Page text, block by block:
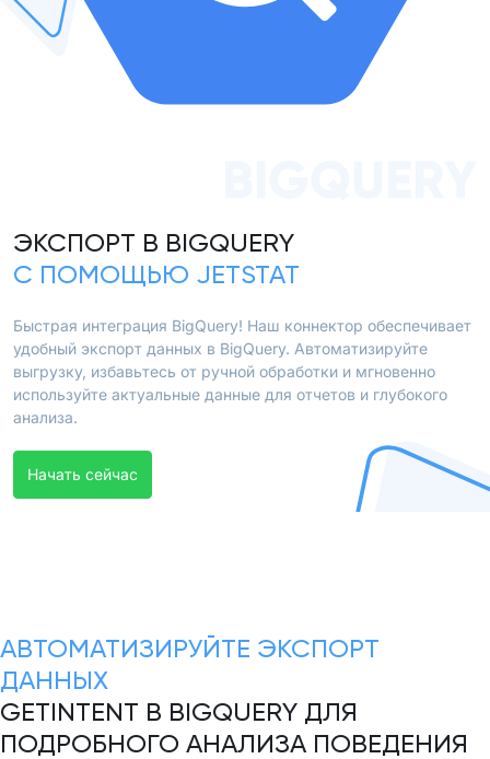
ЭКСПОРТ В BIGQUERY
С ПОМОЩЬЮ JETSTAT
Быстрая интеграция BigQuery! Наш коннектор обеспечивает
удобный экспорт данных в BigQuery. Автоматизируйте
выгрузку, избавьтесь от ручной обработки и мгновенно
используйте актуальные данные для отчетов и глубокого
анализа.
Начать сейчас
АВТОМАТИЗИРУЙТЕ ЭКСПОРТ
ДАННЫХ
GETINTENT В BIGQUERY ДЛЯ
ПОДРОБНОГО АНАЛИЗА ПОВЕДЕНИЯ